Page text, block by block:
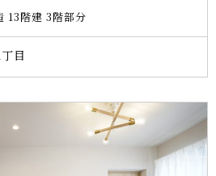
階建 3階部分
目